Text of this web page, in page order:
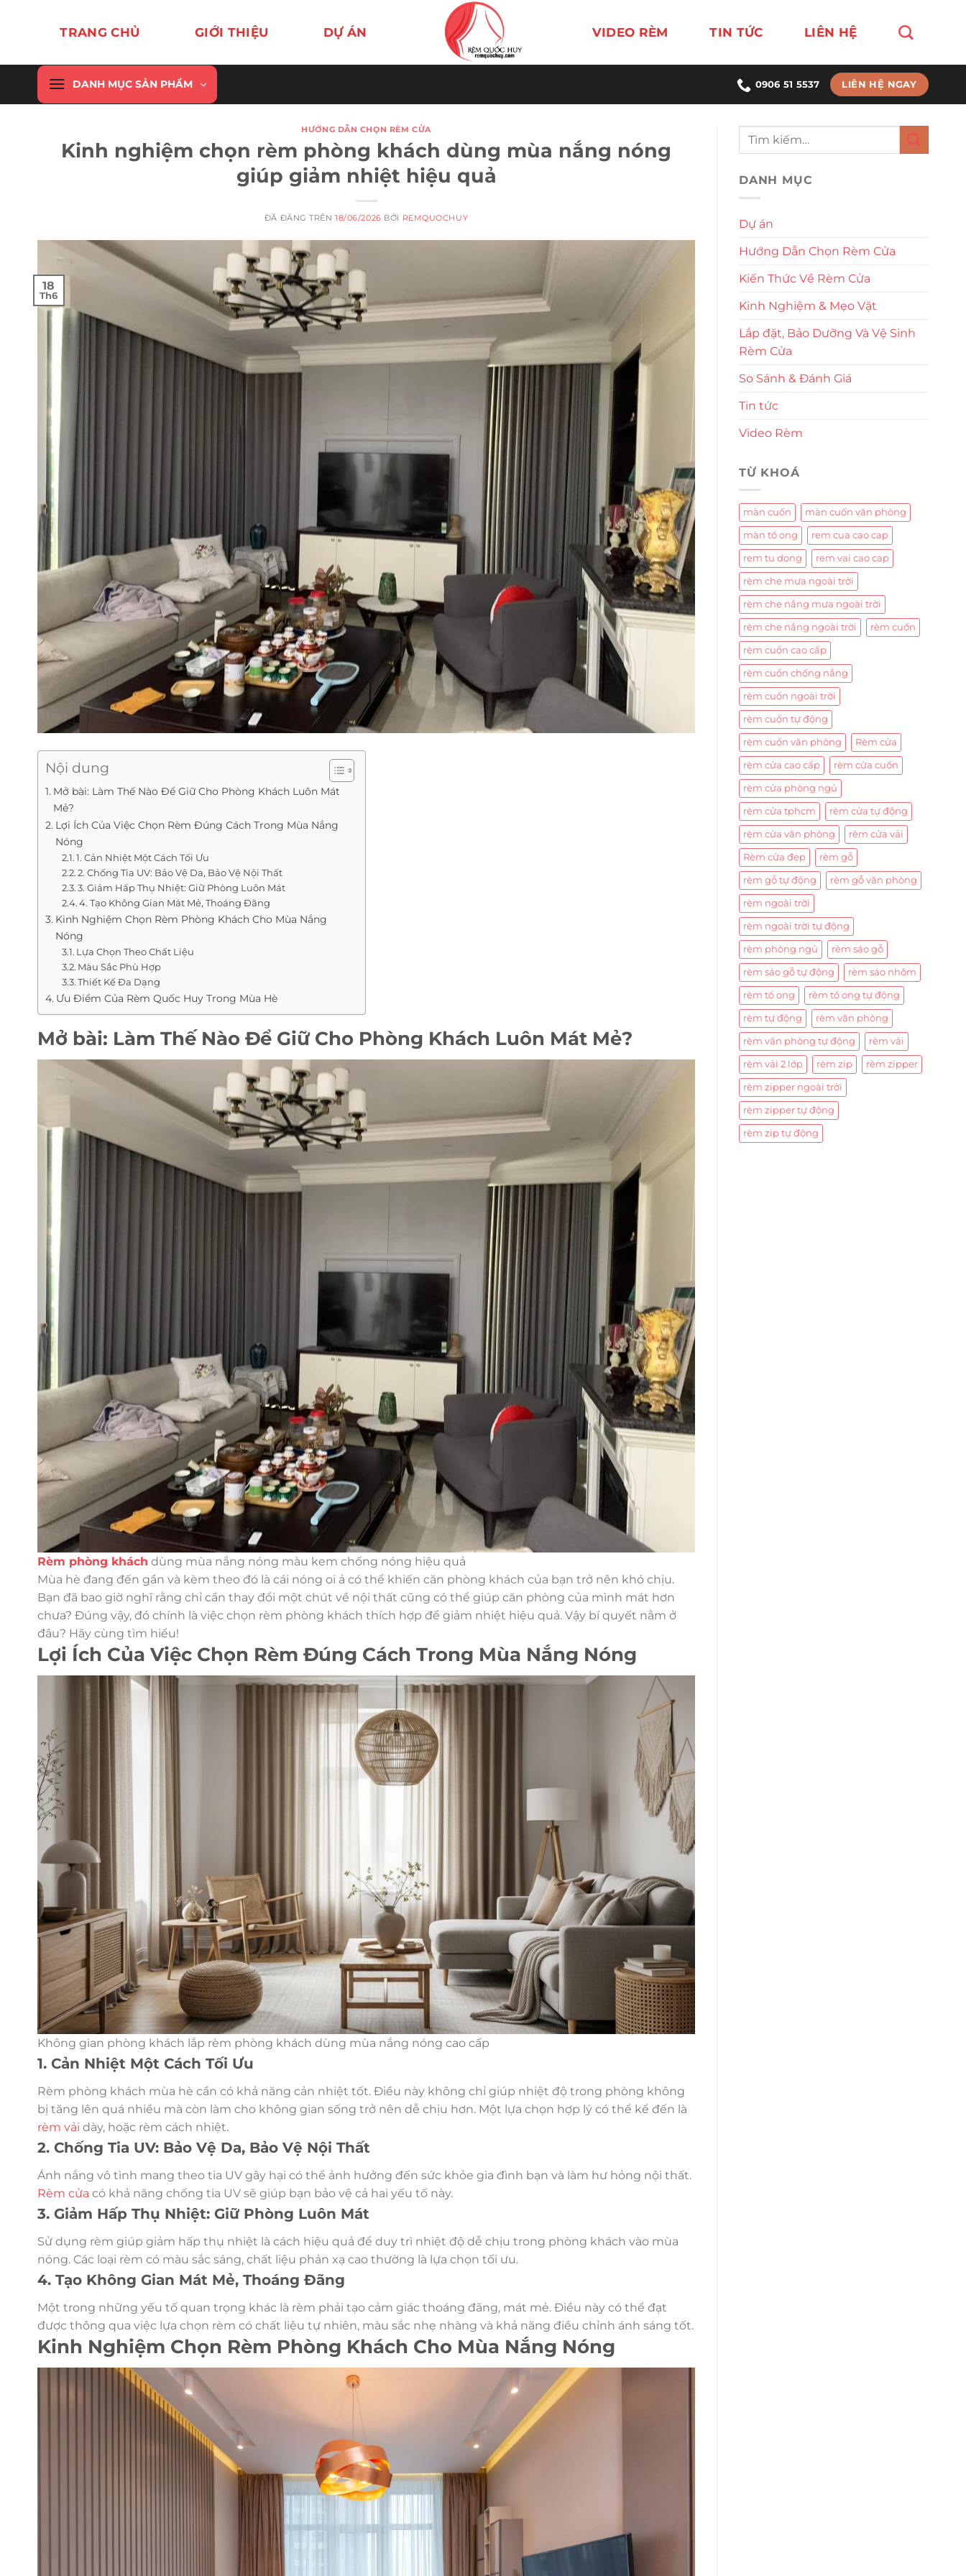
dung
TRANG CHỦ GIỚI THIỆU DỰ ÁN VIDEO RÈM TIN TỨC LIÊN HỆ
DANH MỤC SẢN PHẨM 0906 51 5537 LIÊN HỆ NGAY
HƯỚNG DẪN CHỌN RÈM CỬA
Kinh nghiệm chọn rèm phòng khách dùng mùa nắng nóng
giúp giảm nhiệt hiệu quả
ĐÃ ĐĂNG TRÊN18/06/2026 BỞI REMQUOCHUY
18
Th6
Nội dung
Mở bài: Làm Thế Nào Để Giữ Cho Phòng Khách Luôn Mát
Mẻ?
Lợi Ích Của Việc Chọn Rèm Đúng Cách Trong Mùa Nắng
Nóng
1. Cản Nhiệt Một Cách Tối Ưu
2. Chống Tia UV: Bảo Vệ Da, Bảo Vệ Nội Thất
3. Giảm Hấp Thụ Nhiệt: Giữ Phòng Luôn Mát
4. Tạo Không Gian Mát Mẻ, Thoáng Đãng
Kinh Nghiệm Chọn Rèm Phòng Khách Cho Mùa Nắng
Nóng
Lựa Chọn Theo Chất Liệu
Màu Sắc Phù Hợp
Thiết Kế Đa Dạng
Ưu Điểm Của Rèm Quốc Huy Trong Mùa Hè
Mở bài: Làm Thế Nào Để Giữ Cho Phòng Khách Luôn Mát Mẻ?
Rèm phòng khách dùng mùa nắng nóng màu kem chống nóng hiệu quả
Mùa hè đang đến gần và kèm theo đó là cái nóng oi ả có thể khiến căn phòng khách của bạn trở nên khó chịu.
Bạn đã bao giờ nghĩ rằng chỉ cần thay đổi một chút về nội thất cũng có thể giúp căn phòng của mình mát hơn
chưa? Đúng vậy, đó chính là việc chọn rèm phòng khách thích hợp để giảm nhiệt hiệu quả. Vậy bí quyết nằm ở
đâu? Hãy cùng tìm hiểu!
Lợi Ích Của Việc Chọn Rèm Đúng Cách Trong Mùa Nắng Nóng
Không gian phòng khách lắp rèm phòng khách dùng mùa nắng nóng cao cấp
1. Cản Nhiệt Một Cách Tối Ưu
Rèm phòng khách mùa hè cần có khả năng cản nhiệt tốt. Điều này không chỉ giúp nhiệt độ trong phòng không
bị tăng lên quá nhiều mà còn làm cho không gian sống trở nên dễ chịu hơn. Một lựa chọn hợp lý có thể kể đến là
rèm vải dày, hoặc rèm cách nhiệt.
2. Chống Tia UV: Bảo Vệ Da, Bảo Vệ Nội Thất
Ánh nắng vô tình mang theo tia UV gây hại có thể ảnh hưởng đến sức khỏe gia đình bạn và làm hư hỏng nội thất.
Rèm cửa có khả năng chống tia UV sẽ giúp bạn bảo vệ cả hai yếu tố này.
3. Giảm Hấp Thụ Nhiệt: Giữ Phòng Luôn Mát
Sử dụng rèm giúp giảm hấp thụ nhiệt là cách hiệu quả để duy trì nhiệt độ dễ chịu trong phòng khách vào mùa
nóng. Các loại rèm có màu sắc sáng, chất liệu phản xạ cao thường là lựa chọn tối ưu.
4. Tạo Không Gian Mát Mẻ, Thoáng Đãng
Một trong những yếu tố quan trọng khác là rèm phải tạo cảm giác thoáng đãng, mát mẻ. Điều này có thể đạt
được thông qua việc lựa chọn rèm có chất liệu tự nhiên, màu sắc nhẹ nhàng và khả năng điều chỉnh ánh sáng tốt.
Kinh Nghiệm Chọn Rèm Phòng Khách Cho Mùa Nắng Nóng
DANH MỤC
Dự án
Hướng Dẫn Chọn Rèm Cửa
Kiến Thức Về Rèm Cửa
Kinh Nghiệm & Mẹo Vặt
Lắp đặt, Bảo Dưỡng Và Vệ Sinh
Rèm Cửa
So Sánh & Đánh Giá
Tin tức
Video Rèm
TỪ KHOÁ
màn cuốn màn cuốn văn phòng
màn tổ ong rem cua cao cap
rem tu dong rem vai cao cap
rèm che mưa ngoài trời
rèm che nắng mưa ngoài trời
rèm che nắng ngoài trời rèm cuốn
rèm cuốn cao cấp
rèm cuốn chống nắng
rèm cuốn ngoài trời
rèm cuốn tự động
rèm cuốn văn phòng Rèm cửa
rèm cửa cao cấp rèm cửa cuốn
rèm cửa phòng ngủ
rèm cửa tphcm rèm cửa tự động
rèm cửa văn phòng rèm cửa vải
Rèm cửa đẹp rèm gỗ
rèm gỗ tự động rèm gỗ văn phòng
rèm ngoài trời
rèm ngoài trời tự động
rèm phòng ngủ rèm sáo gỗ
rèm sáo gỗ tự động rèm sáo nhôm
rèm tổ ong rèm tổ ong tự động
rèm tự động rèm văn phòng
rèm văn phòng tự động rèm vải
rèm vải 2 lớp rèm zip rèm zipper
rèm zipper ngoài trời
rèm zipper tự động
rèm zip tự động